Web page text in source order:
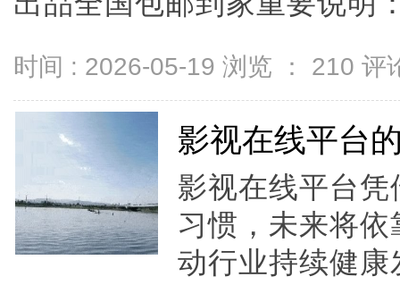
时间 : 2026-05-19 浏览 ： 210 评
影视在线平台
影视在线平台
习惯，未来将
动行业持续健康